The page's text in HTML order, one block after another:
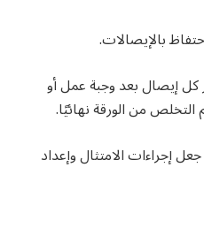
بالإيصالات.
إيصال بعد وجبة عمل أو
من الورقة نهائيًا.
إجراءات الامتثال وإعداد